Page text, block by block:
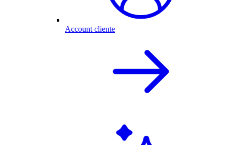
Account cliente